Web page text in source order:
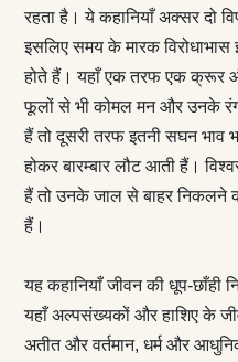
रहता है। ये कहानियाँ अक्सर दो
इसलिए समय के मारक
होते हैं। यहाँ एक तरफ एक क्रूर
फूलों से भी कोमल मन और उनके
हैं तो दूसरी तरफ इतनी सघन भाव
होकर बारम्बार लौट आती हैं।
हैं तो उनके जाल से बाहर निकलने
हैं।
यह कहानियाँ जीवन की धूप-छाँही
यहाँ अल्पसंख्यकों और हाशिए के
अतीत और वर्तमान, धर्म और